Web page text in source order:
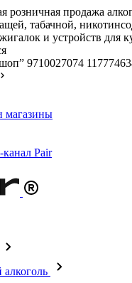
розничная продажа
табачной,
и устройств для
9710027074
магазины
канал Pair